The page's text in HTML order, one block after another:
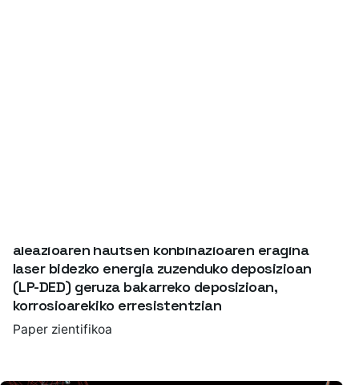
aleazioaren hautsen konbinazioaren eragina
laser bidezko energia zuzenduko deposizioan
(LP-DED) geruza bakarreko deposizioan,
korrosioarekiko erresistentzian
Paper zientifikoa